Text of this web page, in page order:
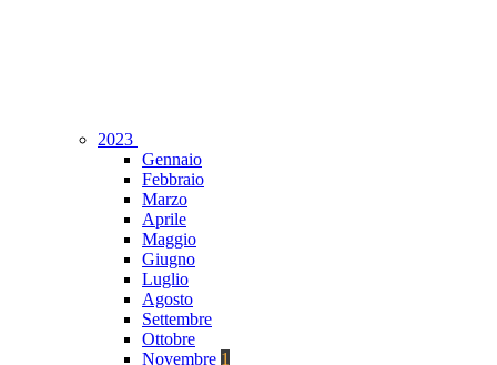
2023
Gennaio
Febbraio
Marzo
Aprile
Maggio
Giugno
Luglio
Agosto
Settembre
Ottobre
Novembre 1